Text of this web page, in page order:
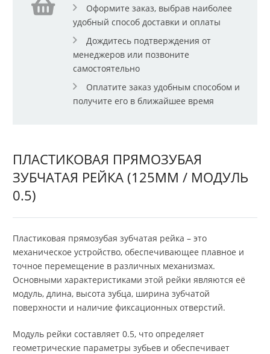
Оформите заказ, выбрав наиболее
удобный способ доставки и оплаты
Дождитесь подтверждения от
менеджеров или позвоните
самостоятельно
Оплатите заказ удобным способом и
получите его в ближайшее время
ПЛАСТИКОВАЯ ПРЯМОЗУБАЯ
ЗУБЧАТАЯ РЕЙКА (125ММ / МОДУЛЬ
0.5)
Пластиковая прямозубая зубчатая рейка – это
механическое устройство, обеспечивающее плавное и
точное перемещение в различных механизмах.
Основными характеристиками этой рейки являются её
модуль, длина, высота зубца, ширина зубчатой
поверхности и наличие фиксационных отверстий.
Модуль рейки составляет 0.5, что определяет
геометрические параметры зубьев и обеспечивает